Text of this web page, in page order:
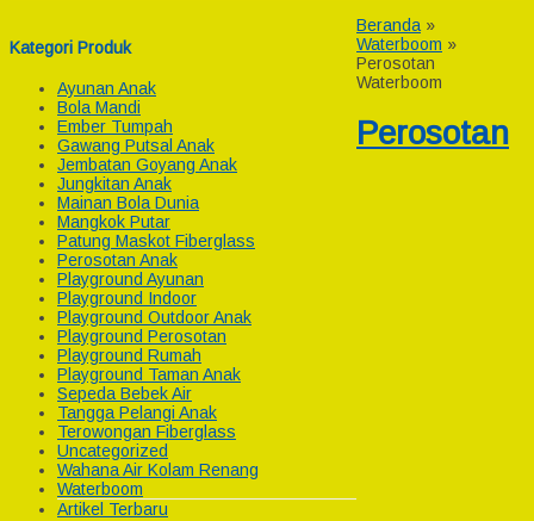
Kategori Produk
Ayunan Anak
Bola Mandi
Ember Tumpah
Gawang Putsal Anak
Jembatan Goyang Anak
Jungkitan Anak
Mainan Bola Dunia
Mangkok Putar
Patung Maskot Fiberglass
Perosotan Anak
Playground Ayunan
Playground Indoor
Playground Outdoor Anak
Playground Perosotan
Playground Rumah
Playground Taman Anak
Sepeda Bebek Air
Tangga Pelangi Anak
Terowongan Fiberglass
Uncategorized
Wahana Air Kolam Renang
Waterboom
Artikel Terbaru
Beranda »
Waterboom »
Perosotan
Waterboom
Perosotan